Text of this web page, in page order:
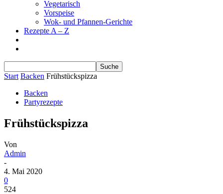
Vegetarisch
Vorspeise
Wok- und Pfannen-Gerichte
Rezepte A – Z
Start Backen Frühstückspizza
Backen
Partyrezepte
Frühstückspizza
Von
Admin
-
4. Mai 2020
0
524